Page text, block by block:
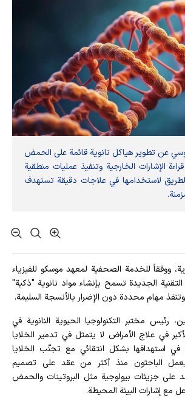
عن تطوير هياكل نانوية قائمة على الحمض
الإشارات الخارجية وتنفيذ عمليات منطقية
لاستخدامها في علاجات دقيقة تستهدف
ووفقاً للخدمة الصحفية لمعهد موسكو للفيزياء
التقنية الجديدة تسمح بإنشاء مواد نانوية "ذكية"
مهام محددة دون الإضرار بالأنسجة السليمة.
رئيس مختبر التكنولوجيا الحيوية النانوية في
في علاج الأمراض لا يتمثل في تدمير الخلايا
استهدافها بشكل انتقائي مع تجنّب الخلايا
الباحثون منذ أكثر من عقد على تصميم
على جزيئات بيولوجية مثل البروتينات والحمض
مع إشارات البيئة المحيطة.